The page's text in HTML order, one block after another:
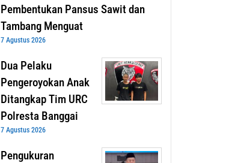
Pembentukan Pansus Sawit dan
Tambang Menguat
7 Agustus 2026
Dua Pelaku
Pengeroyokan Anak
Ditangkap Tim URC
Polresta Banggai
7 Agustus 2026
Pengukuran